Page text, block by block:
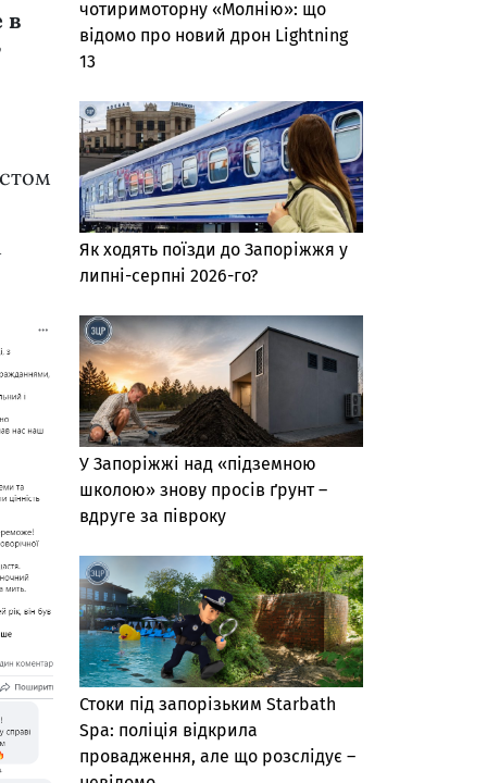
в
чотиримоторну «Молнію»: що
відомо про новий дрон Lightning
13
Як ходять поїзди до Запоріжжя у
липні-серпні 2026-го?
У Запоріжжі над «підземною
школою» знову просів ґрунт –
вдруге за півроку
Стоки під запорізьким Starbath
Spa: поліція відкрила
провадження, але що розслідує –